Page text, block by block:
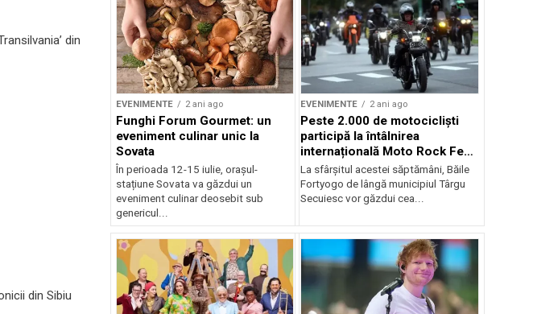
din
din Sibiu
EVENIMENTE 2 ani ago
Funghi Forum Gourmet: un
eveniment culinar unic la
Sovata
În perioada 12-15 iulie, orașul-
stațiune Sovata va găzdui un
eveniment culinar deosebit sub
genericul...
EVENIMENTE 2 ani ago
Peste 2.000 de motocicliști
participă la întâlnirea
internațională Moto Rock Fest
la Băile Fortyogo
La sfârșitul acestei săptămâni, Băile
Fortyogo de lângă municipiul Târgu
Secuiesc vor găzdui cea...